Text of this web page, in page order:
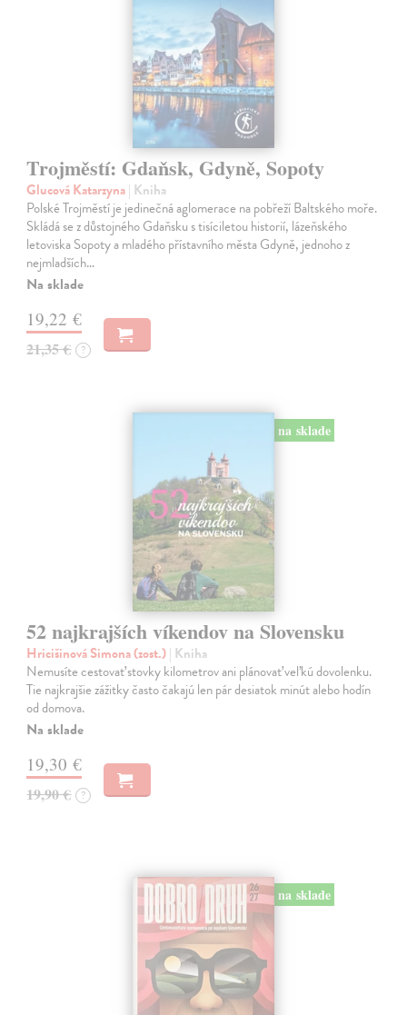
Trojměstí: Gdaňsk, Gdyně, Sopoty
Glucová Katarzyna| Kniha
Polské Trojměstí je jedinečná aglomerace na pobřeží Baltského moře.
Skládá se z důstojného Gdaňsku s tisíciletou historií, lázeňského
letoviska Sopoty a mladého přístavního města Gdyně, jednoho z
nejmladších…
Na sklade
19,22 €
21,35 € ?
na sklade
52 najkrajších víkendov na Slovensku
Hricišinová Simona (zost.)| Kniha
Nemusíte cestovať stovky kilometrov ani plánovať veľkú dovolenku.
Tie najkrajšie zážitky často čakajú len pár desiatok minút alebo hodín
od domova.
Na sklade
19,30 €
19,90 € ?
na sklade